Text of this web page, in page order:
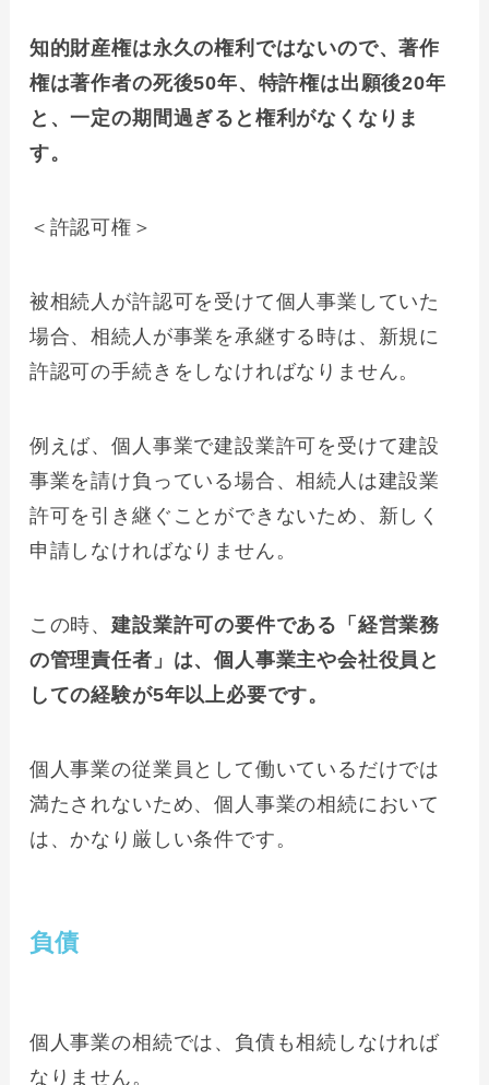
知的財産権は永久の権利ではないので、著作
権は著作者の死後50年、特許権は出願後20年
と、一定の期間過ぎると権利がなくなりま
す。
＜許認可権＞
被相続人が許認可を受けて個人事業していた
場合、相続人が事業を承継する時は、新規に
許認可の手続きをしなければなりません。
例えば、個人事業で建設業許可を受けて建設
事業を請け負っている場合、相続人は建設業
許可を引き継ぐことができないため、新しく
申請しなければなりません。
この時、建設業許可の要件である「経営業務
の管理責任者」は、個人事業主や会社役員と
しての経験が5年以上必要です。
個人事業の従業員として働いているだけでは
満たされないため、個人事業の相続において
は、かなり厳しい条件です。
負債
個人事業の相続では、負債も相続しなければ
なりません。